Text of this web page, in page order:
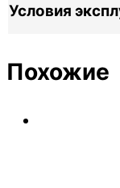
Условия
Похожие